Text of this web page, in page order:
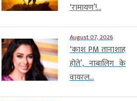
‘रामायण’!...
August 07, 2026
‘काश PM तानाशाह
होते’, नाबालिग के
वायरल...